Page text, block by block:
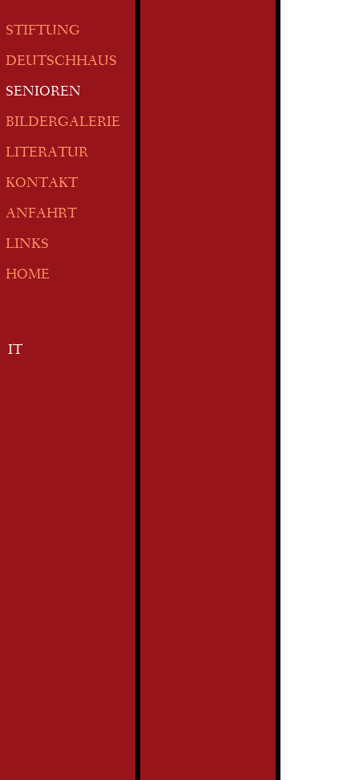
STIFTUNG
DEUTSCHHAUS
SENIOREN
BILDERGALERIE
LITERATUR
KONTAKT
ANFAHRT
LINKS
HOME
IT